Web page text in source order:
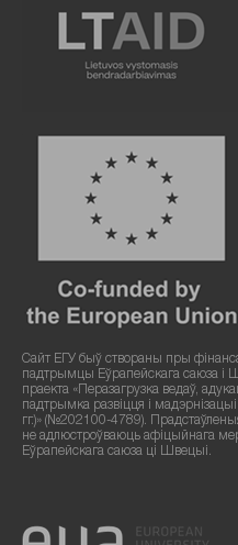
Сайт ЕГУ быў створаны пры
падтрымцы Еўрапейскага саюза і
праекта «Перазагрузка ведаў,
падтрымка развіцця і
гг.)» (№202100-4789).
не адлюстроўваюць афіцыйнага
Еўрапейскага саюза ці Швецыі.